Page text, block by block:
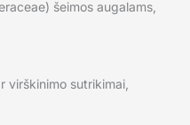
šeimos augalams,
virškinimo sutrikimai,